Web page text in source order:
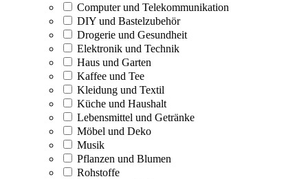
Computer und Telekommunikation
DIY und Bastelzubehör
Drogerie und Gesundheit
Elektronik und Technik
Haus und Garten
Kaffee und Tee
Kleidung und Textil
Küche und Haushalt
Lebensmittel und Getränke
Möbel und Deko
Musik
Pflanzen und Blumen
Rohstoffe